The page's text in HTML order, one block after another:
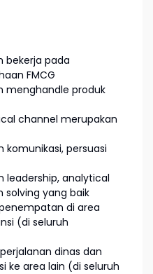
bekerja pada
FMCG
menghandle produk
channel merupakan
persuasi
leadership, analytical
solving yang baik
di area
(di seluruh
dinas dan
ke area lain (di seluruh